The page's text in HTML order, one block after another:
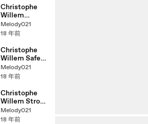
Paris
Christophe
Willem
September Le
Zenith de
Melody021
18 年前
Christophe
Willem Safe
Text Le
Zenith de
Melody021
18 年前
Christophe
Willem Strong
enough Le
zenith de
Melody021
18 年前